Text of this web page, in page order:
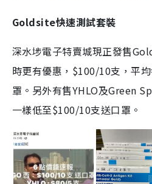
Goldsite快速測試套裝
深水埗電子特賣城現正發售
時更有優惠，$100/10支，平
罩。另外有售YHLO及Green
一樣低至$100/10支送口罩。